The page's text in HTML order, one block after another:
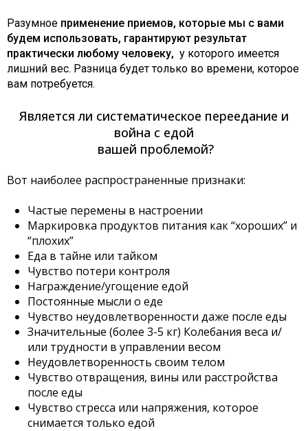
Разумное применение приемов, которые мы с вами
будем использовать, гарантируют результат
практически любому человеку, у которого имеется
лишний вес. Разница будет только во времени, которое
вам потребуется.
Является ли систематическое переедание и
война с едой
вашей проблемой?
Вот наиболее распространенные признаки:
Частые перемены в настроении
Маркировка продуктов питания как “хороших” и
“плохих”
Еда в тайне или тайком
Чувство потери контроля
Награждение/угощение едой
Постоянные мысли о еде
Чувство неудовлетворенности даже после еды
Значительные (более 3-5 кг) Колебания веса и/
или трудности в управлении весом
Неудовлетворенность своим телом
Чувство отвращения, вины или расстройства
после еды
Чувство стресса или напряжения, которое
снимается только едой